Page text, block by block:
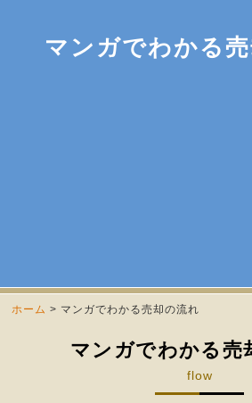
マンガでわかる
ホーム > マンガでわかる売却の流れ
マンガでわかる売
flow